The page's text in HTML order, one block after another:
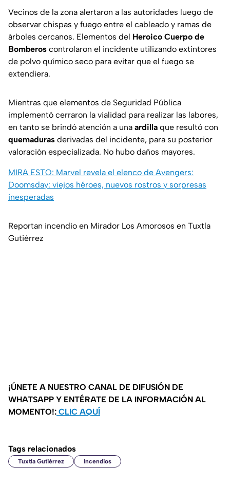
Vecinos de la zona alertaron a las autoridades luego de
observar chispas y fuego entre el cableado y ramas de
árboles cercanos. Elementos del Heroico Cuerpo de
Bomberos controlaron el incidente utilizando extintores
de polvo químico seco para evitar que el fuego se
extendiera.
Mientras que elementos de Seguridad Pública
implementó cerraron la vialidad para realizar las labores,
en tanto se brindó atención a una ardilla que resultó con
quemaduras derivadas del incidente, para su posterior
valoración especializada. No hubo daños mayores.
MIRA ESTO: Marvel revela el elenco de Avengers:
Doomsday: viejos héroes, nuevos rostros y sorpresas
inesperadas
Reportan incendio en Mirador Los Amorosos en Tuxtla
Gutiérrez
¡ÚNETE A NUESTRO CANAL DE DIFUSIÓN DE
WHATSAPP Y ENTÉRATE DE LA INFORMACIÓN AL
MOMENTO!: CLIC AQUÍ
Tags relacionados
Tuxtla Gutiérrez Incendios